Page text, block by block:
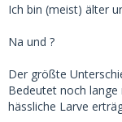
sogar vielleicht
Einfach "Geld auf
Noch weniger
generell wert ist"
Ich bin (meist) älter
Na und ?
Der größte
Bedeutet noch lange
hässliche Larve